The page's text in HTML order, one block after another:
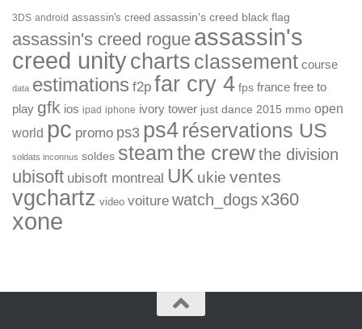
3DS android assassin's creed assassin's creed black flag
assassin's creed rogue assassin's
creed unitycharts classement course
data estimations f2p far cry 4 fps france free to
play gfk ios ipad iphone ivory tower just dance 2015 mmo open
world pc promo ps3 ps4réservations US
soldats inconnus soldes steamthe crewthe division
ubisoft ubisoft montreal UK ukie ventes
vgchartz video voiture watch_dogsx360
xone